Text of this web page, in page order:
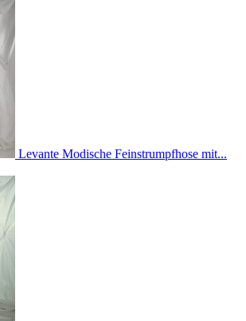
Levante Modische Feinstrumpfhose mit...